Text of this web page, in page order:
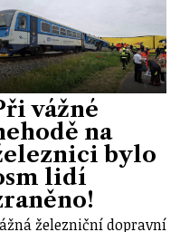
vážné
na
bylo
lidí
železniční dopravní